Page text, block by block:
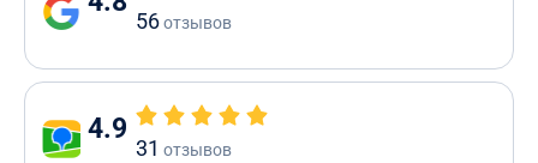
56отзывов
4.9
31 отзывов